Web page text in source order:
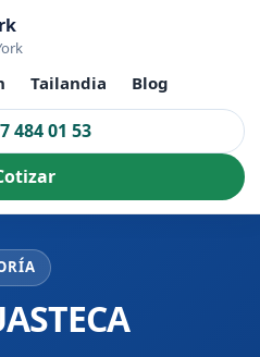
Tailandia Blog
484 01 53